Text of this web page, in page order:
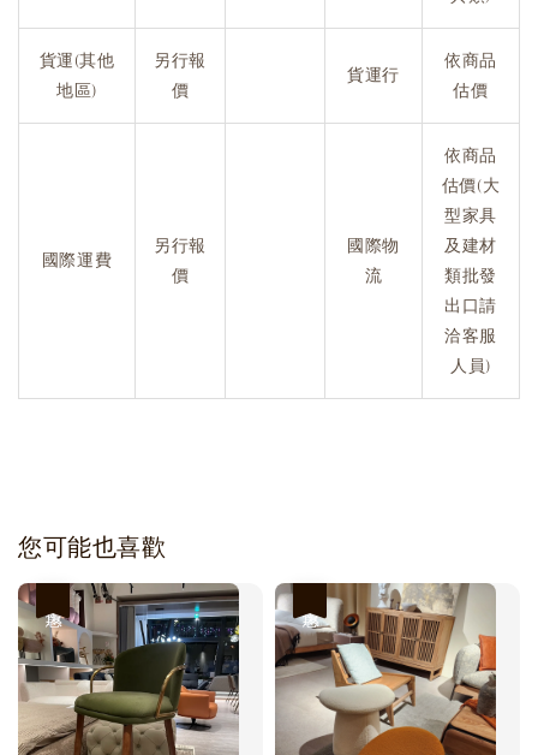
貨運(其他
地區)
另行報
價
貨運行
依商品
估價
國際運費
另行報
價
國際物
流
依商品
估價(大
型家具
及建材
類批發
出口請
洽客服
人員)
您可能也喜歡